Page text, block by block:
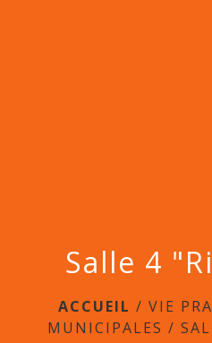
Salle 4
ACCUEIL / VIE
MUNICIPALES /